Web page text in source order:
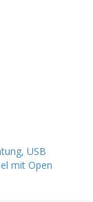
USB
mit Open